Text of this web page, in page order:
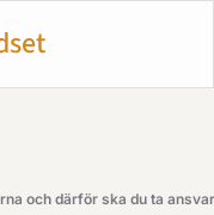
och därför ska du ta ansvar